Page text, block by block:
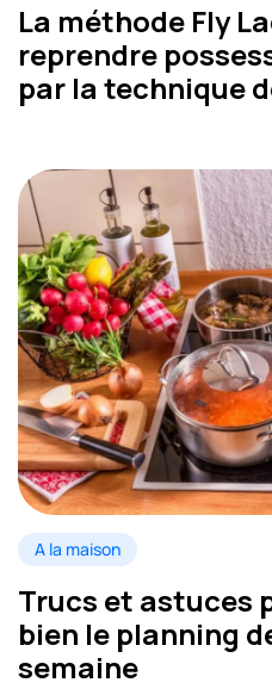
La méthode Fly
reprendre
par la technique
A la maison
Trucs et astuces
bien le planning
semaine